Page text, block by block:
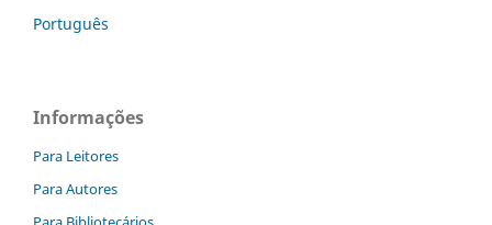
Português
Informações
Para Leitores
Para Autores